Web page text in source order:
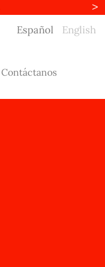
Español English
Contáctanos